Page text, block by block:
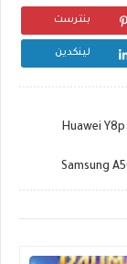
بنترست
لينكدين